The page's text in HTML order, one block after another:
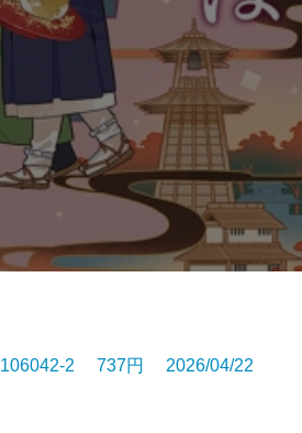
2 737円 2026/04/22